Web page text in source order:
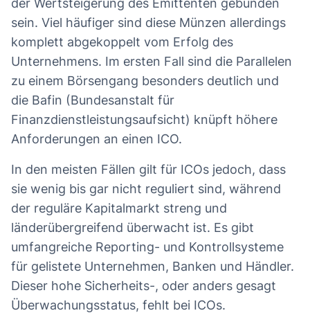
der Wertsteigerung des Emittenten gebunden
sein. Viel häufiger sind diese Münzen allerdings
komplett abgekoppelt vom Erfolg des
Unternehmens. Im ersten Fall sind die Parallelen
zu einem Börsengang besonders deutlich und
die Bafin (Bundesanstalt für
Finanzdienstleistungsaufsicht) knüpft höhere
Anforderungen an einen ICO.
In den meisten Fällen gilt für ICOs jedoch, dass
sie wenig bis gar nicht reguliert sind, während
der reguläre Kapitalmarkt streng und
länderübergreifend überwacht ist. Es gibt
umfangreiche Reporting- und Kontrollsysteme
für gelistete Unternehmen, Banken und Händler.
Dieser hohe Sicherheits-, oder anders gesagt
Überwachungsstatus, fehlt bei ICOs.